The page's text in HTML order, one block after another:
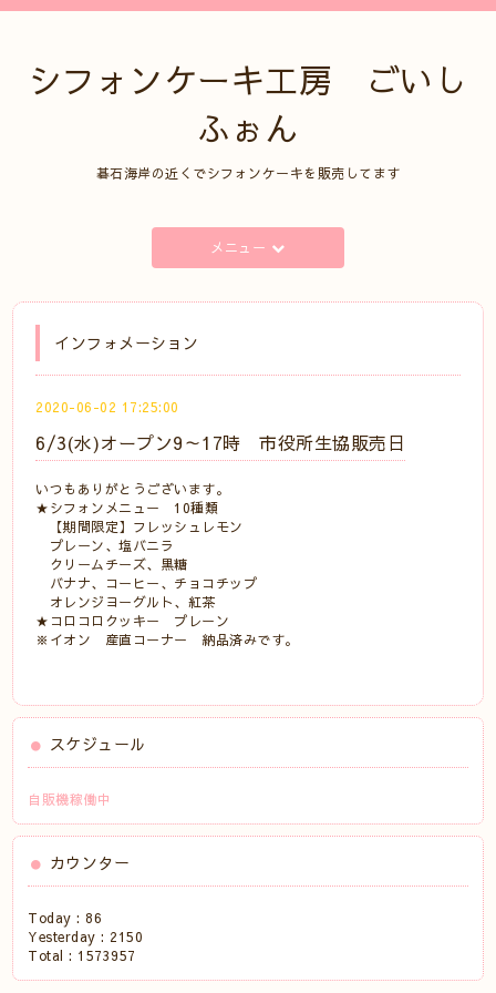
シフォンケーキ工房 ごいし
ふぉん
碁石海岸の近くでシフォンケーキを販売してます
メニュー
インフォメーション
2020-06-02 17:25:00
6/3(水)オープン9～17時 市役所生協販売日
いつもありがとうございます。
★シフォンメニュー 10種類
【期間限定】フレッシュレモン
プレーン、塩バニラ
クリームチーズ、黒糖
バナナ、コーヒー、チョコチップ
オレンジヨーグルト、紅茶
★コロコロクッキー プレーン
※イオン 産直コーナー 納品済みです。
スケジュール
自販機稼働中
カウンター
Today : 86
Yesterday : 2150
Total : 1573957